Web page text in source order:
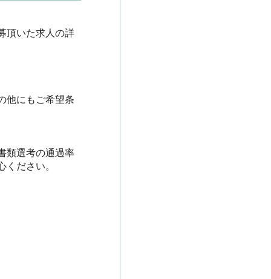
頂いた求人の詳
他にもご希望条
類選考の通過率
ださい。